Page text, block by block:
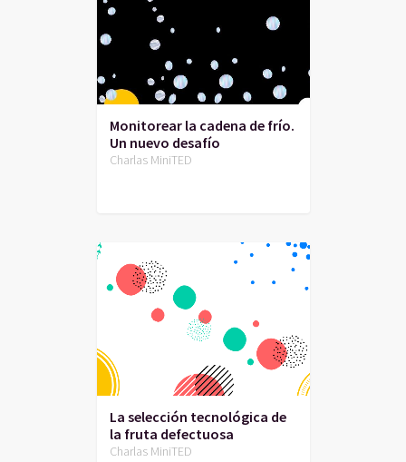
Monitorear la cadena de frío.
Un nuevo desafío
Charlas MiniTED
La selección tecnológica de
la fruta defectuosa
Charlas MiniTED